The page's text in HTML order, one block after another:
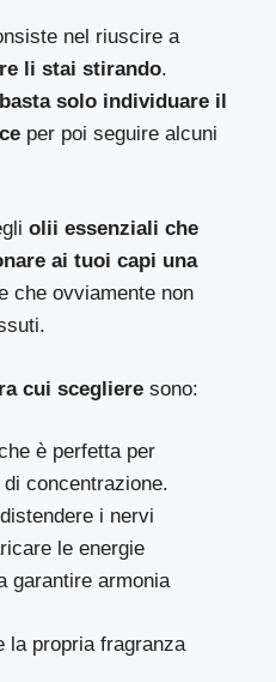
nel riuscire a
li stai stirando.
basta solo individuare il
per poi seguire alcuni
olii essenziali che
ai tuoi capi una
che ovviamente non
cui scegliere sono:
è perfetta per
concentrazione.
i nervi
le energie
garantire armonia
la propria fragranza